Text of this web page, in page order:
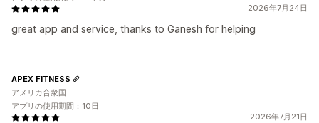
2026年7月24日
great app and service, thanks to Ganesh for helping
2026年7月21日
APEX FITNESS
アメリカ合衆国
アプリの使用期間：10日